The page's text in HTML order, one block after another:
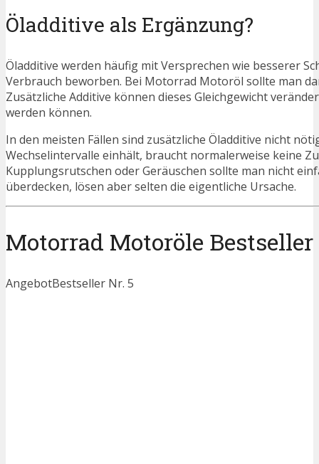
Öladditive als Ergänzung?
Öladditive werden häufig mit Versprechen wie besserer
Verbrauch beworben. Bei Motorrad Motoröl sollte man
Zusätzliche Additive können dieses Gleichgewicht
werden können.
In den meisten Fällen sind zusätzliche Öladditive nicht
Wechselintervalle einhält, braucht normalerweise keine
Kupplungsrutschen oder Geräuschen sollte man nicht
überdecken, lösen aber selten die eigentliche Ursache.
Motorrad Motoröle Bestseller
AngebotBestseller Nr. 5